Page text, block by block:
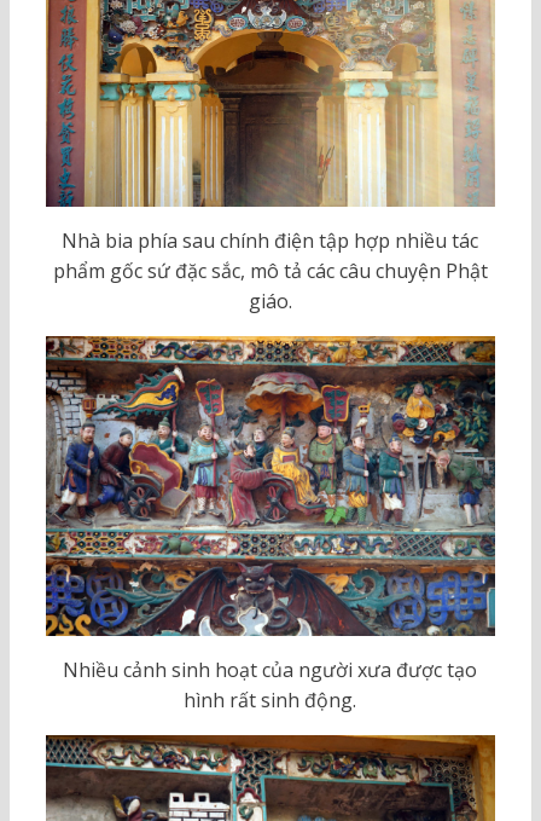
Nhà bia phía sau chính điện tập hợp nhiều tác
phẩm gốc sứ đặc sắc, mô tả các câu chuyện Phật
giáo.
Nhiều cảnh sinh hoạt của người xưa được tạo
hình rất sinh động.